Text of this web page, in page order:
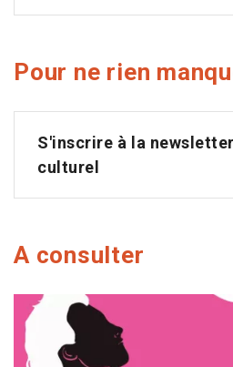
Pour ne rien
S'inscrire à la
culturel
A consulter